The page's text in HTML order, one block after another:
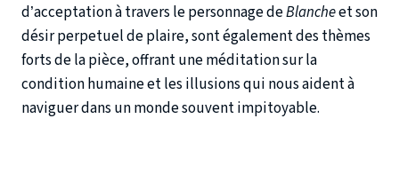
d’acceptation à travers le personnage deBlancheet son
désir perpetuel de plaire, sont également des thèmes
forts de la pièce, offrant une méditation sur la
condition humaine et les illusions qui nous aident à
naviguer dans un monde souvent impitoyable.